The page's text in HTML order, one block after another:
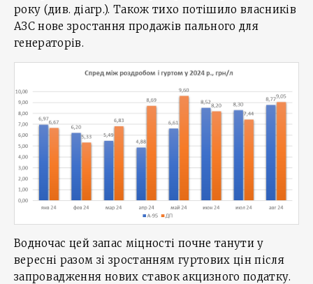
року (див. діагр.). Також тихо потішило власників
АЗС нове зростання продажів пального для
генераторів.
Водночас цей запас міцності почне танути у
вересні разом зі зростанням гуртових цін після
запровадження нових ставок акцизного податку.